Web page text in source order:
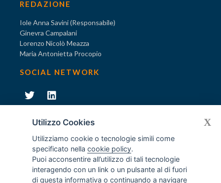
REDAZIONE
Iole Anna Savini (Responsabile)
Ginevra Campalani
Lorenzo Nicolò Meazza
Maria Antonietta Procopio
SOCIAL NETWORK
Diventa socio di AODV
© Tutti i diritti riservati AODV231- ® Marchio registrato
Utilizzo Cookies
Utilizziamo cookie o tecnologie simili come
specificato nellacookie policy.
Puoi acconsentire all’utilizzo di tali tecnologie
interagendo con un link o un pulsante al di fuori
di questa informativa o continuando a navigare
X